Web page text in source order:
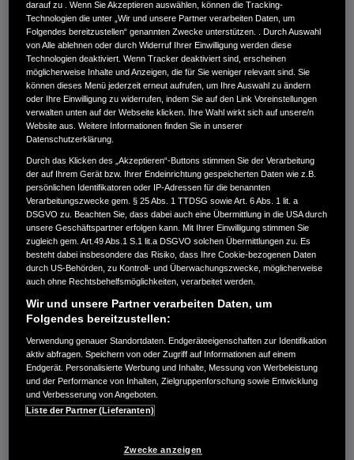
1. SENDUNGEN, SPIELE UND FILME
HERUNTERLADEN
Ob es Bildschirme in den Sitzlehnen gibt oder Ihre
Kinder Tablets besitzen: Laden Sie vor der Reise ihre
Lieblingsfilme und -inhalte herunter.
Spiele, Filme, Apps und Hörbücher lassen die Zeit wie
im Nu vergehen. Installieren Sie die Inhalte am besten
am Vorabend auf den Geräten der Kinder, damit Sie
sie nicht am Reisetag per Mobilfunk streamen
müssen. Ein Tablet mit 256 GB Speicher bietet Platz
Bildqualität. Bei 512 GB ist es doppelt so viel – das
darauf zu . Wenn Sie Akzeptieren auswählen, können die Tracking-
Technologien die unter „Wir und unsere Partner verarbeiten Daten, um
Folgendes bereitzustellen“ genannten Zwecke unterstützen. . Durch Auswahl
von Alle ablehnen oder durch Widerruf Ihrer Einwilligung werden diese
Technologien deaktiviert. Wenn Tracker deaktiviert sind, erscheinen
möglicherweise Inhalte und Anzeigen, die für Sie weniger relevant sind. Sie
können dieses Menü jederzeit erneut aufrufen, um Ihre Auswahl zu ändern
oder Ihre Einwilligung zu widerrufen, indem Sie auf den Link Voreinstellungen
verwalten unten auf der Webseite klicken. Ihre Wahl wirkt sich auf unsere/n
Website aus. Weitere Informationen finden Sie in unserer
Datenschutzerklärung.
Durch das Klicken des „Akzeptieren“-Buttons stimmen Sie der Verarbeitung
der auf Ihrem Gerät bzw. Ihrer Endeinrichtung gespeicherten Daten wie z.B.
persönlichen Identifikatoren oder IP-Adressen für die benannten
Verarbeitungszwecke gem. § 25 Abs. 1 TTDSG sowie Art. 6 Abs. 1 lit. a
DSGVO zu. Beachten Sie, dass dabei auch eine Übermittlung in die USA durch
unsere Geschäftspartner erfolgen kann. Mit Ihrer Einwilligung stimmen Sie
zugleich gem. Art.49 Abs.1 S.1 lit.a DSGVO solchen Übermittlungen zu. Es
besteht dabei insbesondere das Risiko, dass Ihre Cookie-bezogenen Daten
durch US-Behörden, zu Kontroll- und Überwachungszwecke, möglicherweise
auch ohne Rechtsbehelfsmöglichkeiten, verarbeitet werden.
Wir und unsere Partner verarbeiten Daten, um
Folgendes bereitzustellen:
Verwendung genauer Standortdaten. Endgeräteeigenschaften zur Identifikation
aktiv abfragen. Speichern von oder Zugriff auf Informationen auf einem
Endgerät. Personalisierte Werbung und Inhalte, Messung von Werbeleistung
und der Performance von Inhalten, Zielgruppenforschung sowie Entwicklung
und Verbesserung von Angeboten.
Liste der Partner (Lieferanten)
Zwecke anzeigen